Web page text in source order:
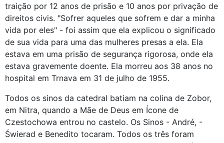
traição por 12 anos de prisão e 10 anos por privação de
direitos civis. "Sofrer aqueles que sofrem e dar a minha
vida por eles" - foi assim que ela explicou o significado
de sua vida para uma das mulheres presas a ela. Ela
estava em uma prisão de segurança rigorosa, onde ela
estava gravemente doente. Ela morreu aos 38 anos no
hospital em Trnava em 31 de julho de 1955.
Todos os sinos da catedral batiam na colina de Zobor,
em Nitra, quando a Mãe de Deus em Ícone de
Czestochowa entrou no castelo. Os Sinos - André, -
Świerad e Benedito tocaram. Todos os três foram